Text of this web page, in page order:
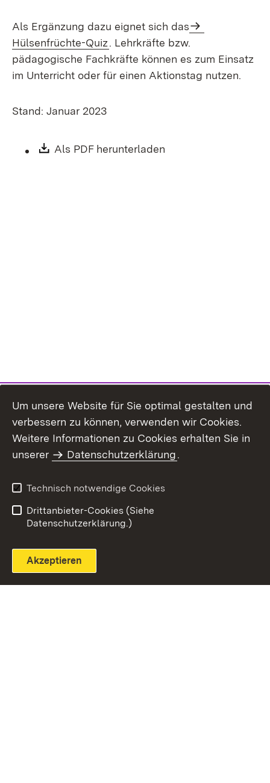
Als Ergänzung dazu eignet sich das
Hülsenfrüchte-Quiz. Lehrkräfte bzw.
pädagogische Fachkräfte können es zum Einsatz
im Unterricht oder für einen Aktionstag nutzen.
Stand: Januar 2023
Download:
Als PDF herunterladen
Themenübersicht
Um unsere Website für Sie optimal gestalten und
verbessern zu können, verwenden wir Cookies.
Weitere Informationen zu Cookies erhalten Sie in
unserer
Datenschutzerklärung.
Technisch notwendige Cookies
Drittanbieter-Cookies (Siehe
Datenschutzerklärung.)
Akzeptieren